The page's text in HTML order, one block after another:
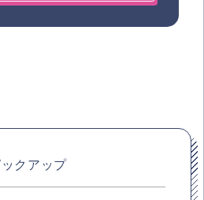
ックアップ